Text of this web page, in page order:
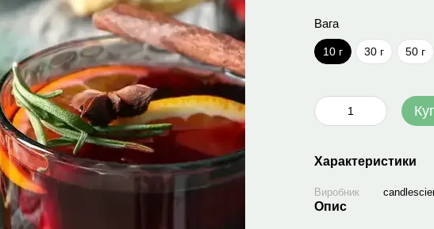
Вага
10 г 30 г 50 г
Характеристики
Виробник
Опис